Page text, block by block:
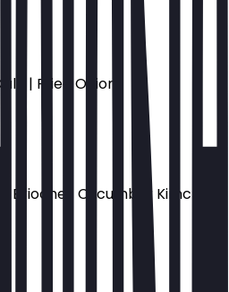
| Fried Onions
Brioche | Cucumber Kimchi